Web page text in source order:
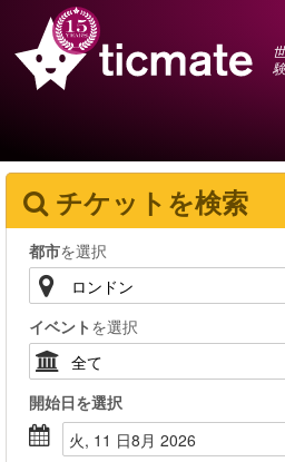
験
チケットを検索
都市を選択
イベント を選択
開始日を選択
火, 11 日8月 2026